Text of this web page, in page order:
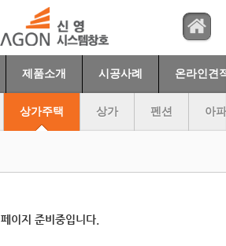
제품소개 시공사례 온라인견
상가주택 상가 펜션 아
페이지 준비중입니다.